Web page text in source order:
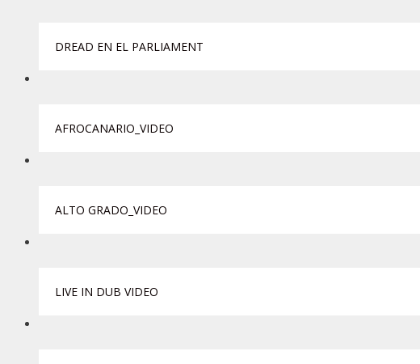
DREAD EN EL PARLIAMENT
AFROCANARIO_VIDEO
ALTO GRADO_VIDEO
LIVE IN DUB VIDEO